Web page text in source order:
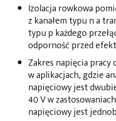
Izolacja rowkowa
z kanałem typu n a
typu p każdego
odporność przed
Zakres napięcia pracy
w aplikacjach, gdzie
napięciowy jest
40 V w
napięciowy jest